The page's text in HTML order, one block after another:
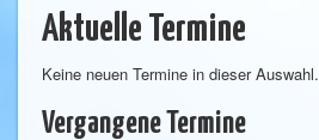
Aktuelle Termine
Keine neuen Termine in dieser Auswahl.
Vergangene Termine